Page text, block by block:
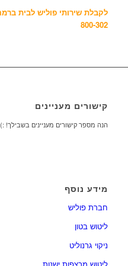
800-302
קישורים מעניינים
הנה מספר קישורים מעניינים בשבילך! :)
מידע נוסף
חברת פוליש
ליטוש בטון
ניקוי גרנוליט
ליטוש מרצפות ישנות